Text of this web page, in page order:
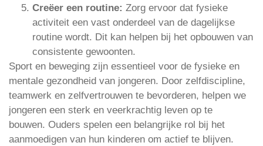
Creëer een routine: Zorg ervoor dat fysieke
activiteit een vast onderdeel van de dagelijkse
routine wordt. Dit kan helpen bij het opbouwen van
consistente gewoonten.
Sport en beweging zijn essentieel voor de fysieke en
mentale gezondheid van jongeren. Door zelfdiscipline,
teamwerk en zelfvertrouwen te bevorderen, helpen we
jongeren een sterk en veerkrachtig leven op te
bouwen. Ouders spelen een belangrijke rol bij het
aanmoedigen van hun kinderen om actief te blijven.